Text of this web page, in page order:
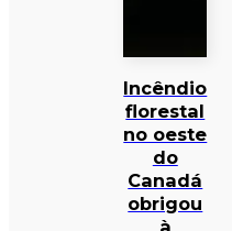
Incêndio
florestal
no oeste
do
Canadá
obrigou
à